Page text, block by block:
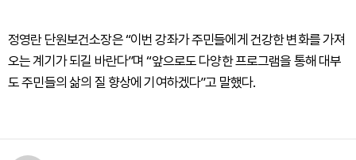
정영란 단원보건소장은 “이번 강좌가 주민들에게 건강한 변화를 가져
오는 계기가 되길 바란다”며 “앞으로도 다양한 프로그램을 통해 대부
도 주민들의 삶의 질 향상에 기여하겠다”고 말했다.